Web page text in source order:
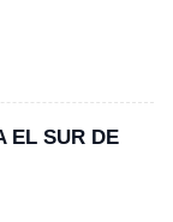
EL SUR DE